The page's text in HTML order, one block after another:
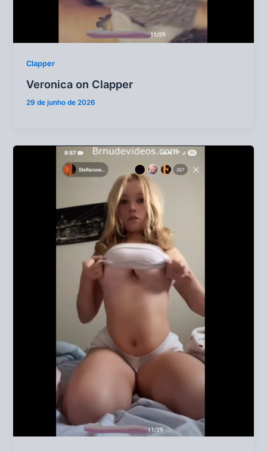
Clapper
Veronica on Clapper
29 de junho de 2026